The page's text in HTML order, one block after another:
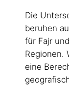
Die
beruhen
für Fajr
Regionen.
eine